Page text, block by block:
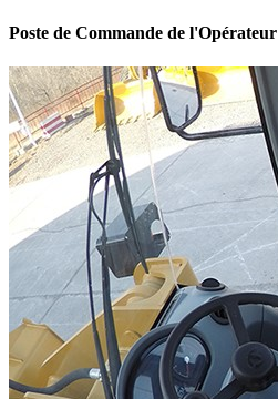
Poste de Commande de l'Opérateur